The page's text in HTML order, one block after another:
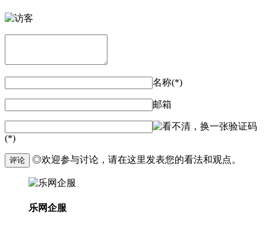
名称(*)
邮箱
验证码
(*)
评论 ◎欢迎参与讨论，请在这里发表您的看法和观点。
乐网企服